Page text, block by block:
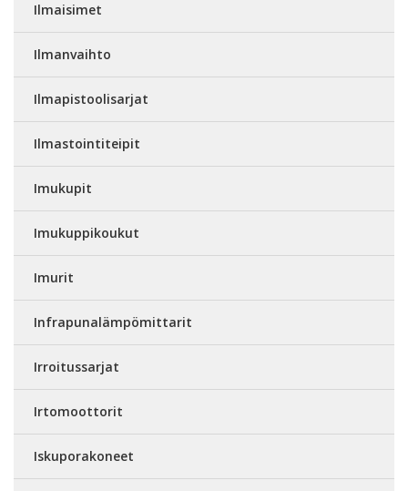
Ilmaisimet
Ilmanvaihto
Ilmapistoolisarjat
Ilmastointiteipit
Imukupit
Imukuppikoukut
Imurit
Infrapunalämpömittarit
Irroitussarjat
Irtomoottorit
Iskuporakoneet